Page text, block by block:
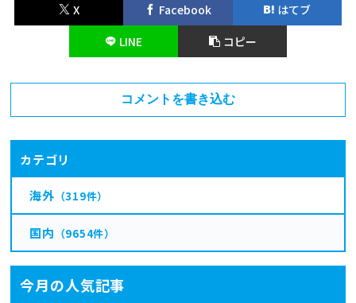
X Facebook
はてブ
LINE
コピー
コメントを書き込む
カテゴリ
海外 （319件）
国内 （9654件）
今月の人気記事